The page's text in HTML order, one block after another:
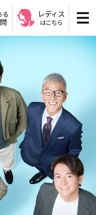
る レディス
はこちら